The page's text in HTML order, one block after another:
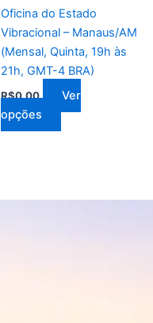
Oficina do Estado
Vibracional – Manaus/AM
(Mensal, Quinta, 19h às
21h, GMT-4 BRA)
R$0,00
Ver
opções
podem
ser
escolhidas
na
página